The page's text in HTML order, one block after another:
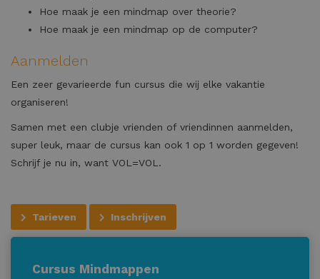
Hoe maak je een mindmap over theorie?
Hoe maak je een mindmap op de computer?
Aanmelden
Een zeer gevarieerde fun cursus die wij elke vakantie
organiseren!
Samen met een clubje vrienden of vriendinnen aanmelden,
super leuk, maar de cursus kan ook 1 op 1 worden gegeven!
Schrijf je nu in, want VOL=VOL.
Tarieven Inschrijven
Cursus Mindmappen